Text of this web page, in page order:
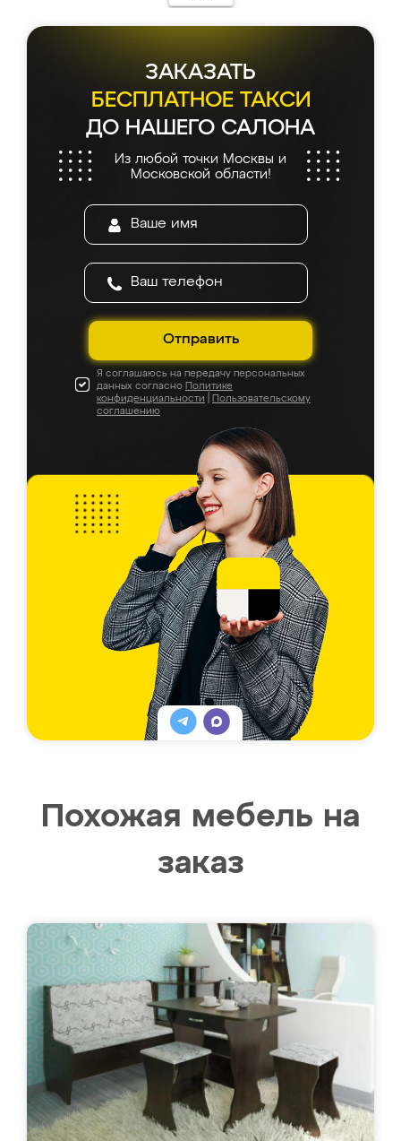
ЗАКАЗАТЬ
БЕСПЛАТНОЕ ТАКСИ
ДО НАШЕГО САЛОНА
Из любой точки Москвы и
Московской области!
Отправить
Я соглашаюсь на передачу персональных
данных согласно Политике
конфиденциальности
Пользовательскому
соглашению
Похожая мебель на
заказ